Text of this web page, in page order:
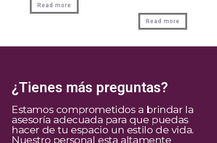
Read more
Read more
¿Tienes más preguntas?
Estamos comprometidos a brindar la
asesoría adecuada para que puedas
hacer de tu espacio un estilo de vida.
Nuestro personal esta altamente